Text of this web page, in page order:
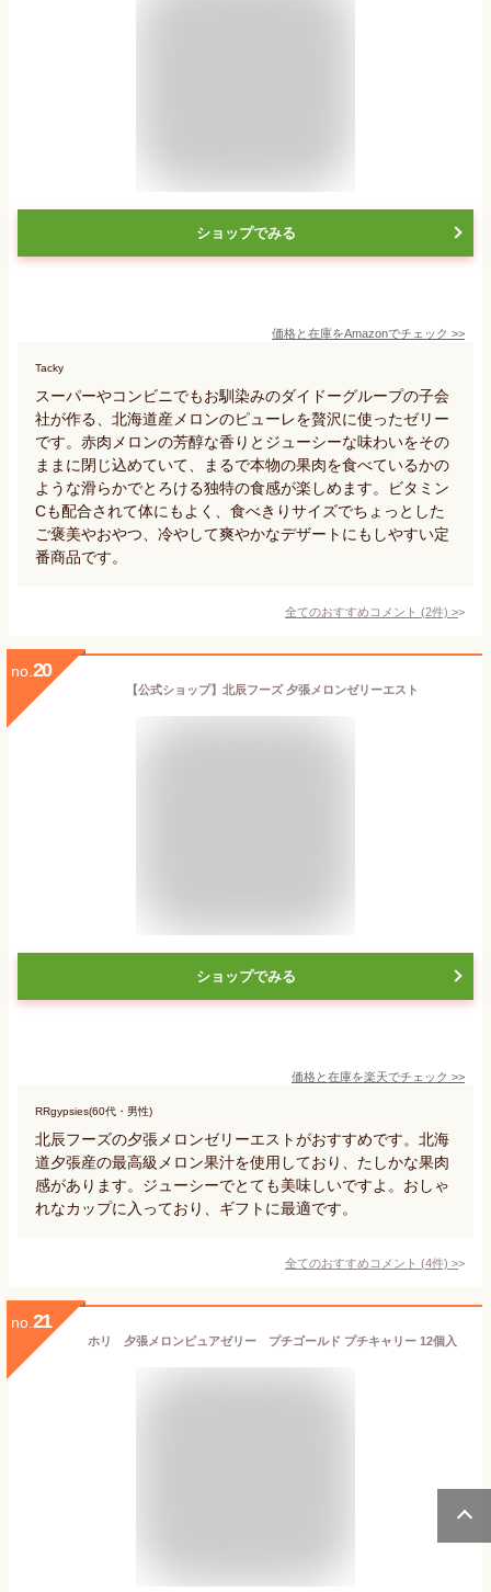
ショップでみる
価格と在庫をAmazonでチェック >>
Tacky
スーパーやコンビニでもお馴染みのダイドーグループの子会
社が作る、北海道産メロンのピューレを贅沢に使ったゼリー
です。赤肉メロンの芳醇な香りとジューシーな味わいをその
ままに閉じ込めていて、まるで本物の果肉を食べているかの
ような滑らかでとろける独特の食感が楽しめます。ビタミン
Cも配合されて体にもよく、食べきりサイズでちょっとした
ご褒美やおやつ、冷やして爽やかなデザートにもしやすい定
番商品です。
全てのおすすめコメント (2件) >
no. 20
【公式ショップ】北辰フーズ 夕張メロンゼリーエスト
ショップでみる
価格と在庫を楽天でチェック >>
RRgypsies(60代・男性)
北辰フーズの夕張メロンゼリーエストがおすすめです。北海
道夕張産の最高級メロン果汁を使用しており、たしかな果肉
感があります。ジューシーでとても美味しいですよ。おしゃ
れなカップに入っており、ギフトに最適です。
全てのおすすめコメント (4件) >
no. 21
ホリ 夕張メロンピュアゼリー プチゴールド プチキャリー 12個入